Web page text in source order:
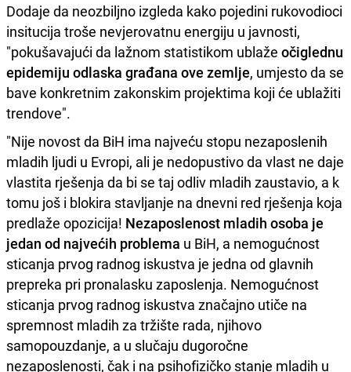
Dodaje da neozbiljno izgleda kako pojedini rukovodioci
insitucija troše nevjerovatnu energiju u javnosti,
"pokušavajući da lažnom statistikom ublaže očiglednu
epidemiju odlaska građana ove zemlje, umjesto da se
bave konkretnim zakonskim projektima koji će ublažiti
trendove".
"Nije novost da BiH ima najveću stopu nezaposlenih
mladih ljudi u Evropi, ali je nedopustivo da vlast ne daje
vlastita rješenja da bi se taj odliv mladih zaustavio, a k
tomu još i blokira stavljanje na dnevni red rješenja koja
predlaže opozicija! Nezaposlenost mladih osoba je
jedan od najvećih problema u BiH, a nemogućnost
sticanja prvog radnog iskustva je jedna od glavnih
prepreka pri pronalasku zaposlenja. Nemogućnost
sticanja prvog radnog iskustva značajno utiče na
spremnost mladih za tržište rada, njihovo
samopouzdanje, a u slučaju dugoročne
nezaposlenosti, čak i na psihofizičko stanje mladih u